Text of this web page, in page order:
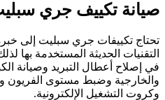
صيانة تكييف جري
تحتاج تكييفات جري سبليت إلى
التقنيات الحديثة المستخدمة بها
في إصلاح أعطال التبريد وصيانة
والخارجية وضبط مستوى الفريون
وكروت التشغيل الإلكترونية.